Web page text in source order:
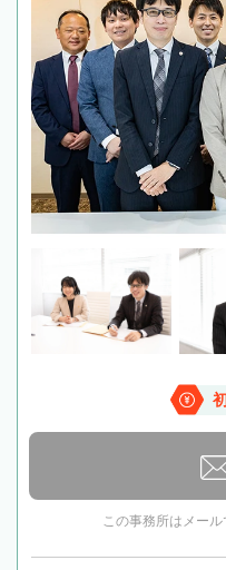
この事務所はメー